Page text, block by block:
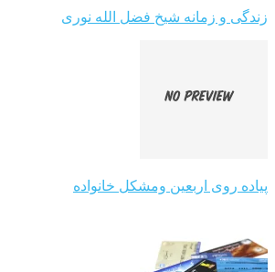
زندگی و زمانه شیخ فضل الله نوری
پیاده روی اربعین ومشکل خانواده